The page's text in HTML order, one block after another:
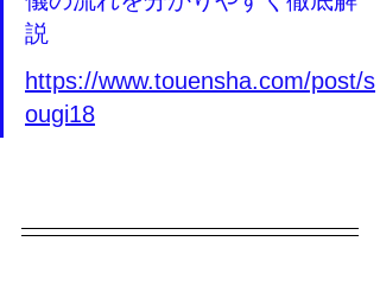
説
https://www.touensha.com/post/s
ougi18